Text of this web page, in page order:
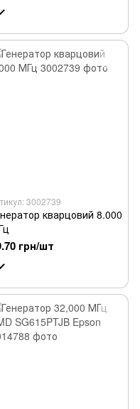
3002739
кварцовий 8.000
грн/шт